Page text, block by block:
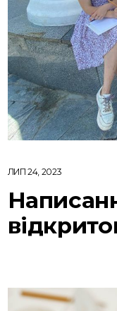
ЛИП 24, 2023